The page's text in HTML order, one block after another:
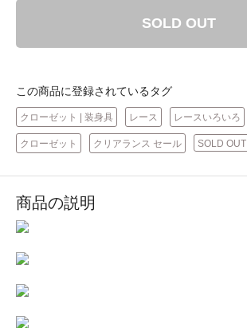
SOLD OUT
この商品に登録されているタグ
クローゼット | 装身具 レース レースいろいろ
クローゼット クリアランス セール SOLD OUT
商品の説明